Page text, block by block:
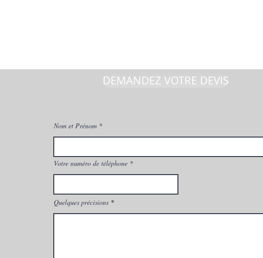
DEMANDEZ VOTRE DEVIS
Nom et Prénom
Votre numéro de téléphone
Quelques précisions